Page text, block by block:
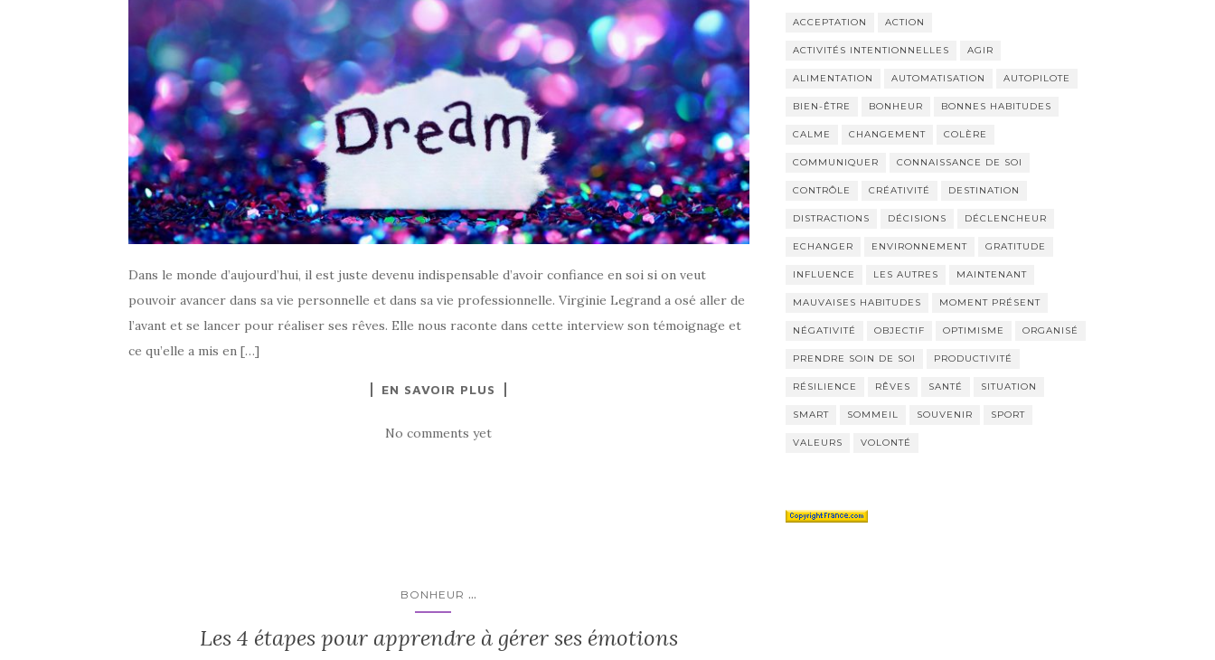
Dans le monde d’aujourd’hui, il est juste devenu indispensable d’avoir confiance en soi si on veut
pouvoir avancer dans sa vie personnelle et dans sa vie professionnelle. Virginie Legrand a osé aller de
l’avant et se lancer pour réaliser ses rêves. Elle nous raconte dans cette interview son témoignage et
ce qu’elle a mis en […]
EN SAVOIR PLUS
No comments yet
BONHEUR ...
Les 4 étapes pour apprendre à gérer ses émotions
ACCEPTATION ACTION
ACTIVITÉS INTENTIONNELLES AGIR
ALIMENTATION AUTOMATISATION AUTOPILOTE
BIEN-ÊTRE BONHEUR BONNES HABITUDES
CALME CHANGEMENT COLÈRE
COMMUNIQUER CONNAISSANCE DE SOI
CONTRÔLE CRÉATIVITÉ DESTINATION
DISTRACTIONS DÉCISIONS DÉCLENCHEUR
ECHANGER ENVIRONNEMENT GRATITUDE
INFLUENCE LES AUTRES MAINTENANT
MAUVAISES HABITUDES MOMENT PRÉSENT
NÉGATIVITÉ OBJECTIF OPTIMISME ORGANISÉ
PRENDRE SOIN DE SOI PRODUCTIVITÉ
RÉSILIENCE RÊVES SANTÉ SITUATION
SMART SOMMEIL SOUVENIR SPORT
VALEURS VOLONTÉ